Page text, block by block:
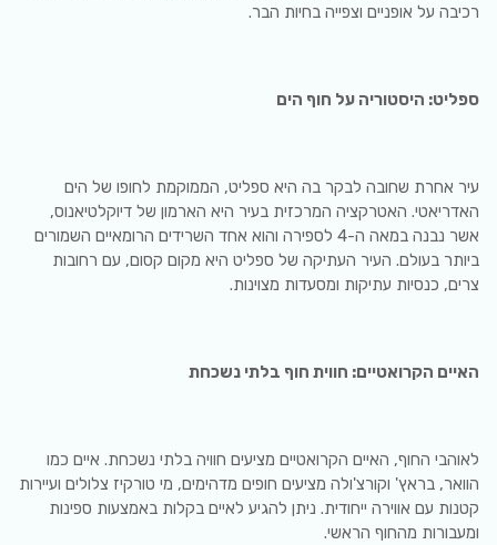
רכיבה על אופניים וצפייה בחיות הבר.
ספליט: היסטוריה על חוף הים
עיר אחרת שחובה לבקר בה היא ספליט, הממוקמת לחופו של הים
האדריאטי. האטרקציה המרכזית בעיר היא הארמון של דיוקלטיאנוס,
אשר נבנה במאה ה-4 לספירה והוא אחד השרידים הרומאיים השמורים
ביותר בעולם. העיר העתיקה של ספליט היא מקום קסום, עם רחובות
צרים, כנסיות עתיקות ומסעדות מצוינות.
האיים הקרואטיים: חווית חוף בלתי נשכחת
לאוהבי החוף, האיים הקרואטיים מציעים חוויה בלתי נשכחת. איים כמו
הוואר, בראץ' וקורצ'ולה מציעים חופים מדהימים, מי טורקיז צלולים ועיירות
קטנות עם אווירה ייחודית. ניתן להגיע לאיים בקלות באמצעות ספינות
ומעבורות מהחוף הראשי.